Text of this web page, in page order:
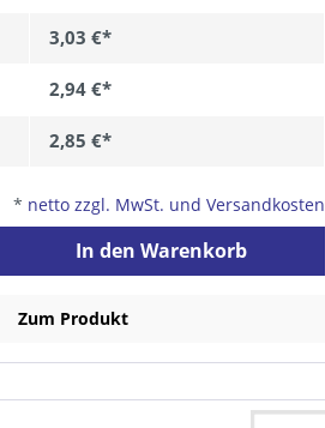
3,03 €*
2,94 €*
2,85 €*
* netto zzgl. MwSt. und Versandkosten
In den Warenkorb
Zum Produkt